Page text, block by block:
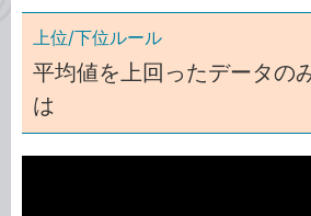
上位/下位ルール
平均値を上回ったデータの
は